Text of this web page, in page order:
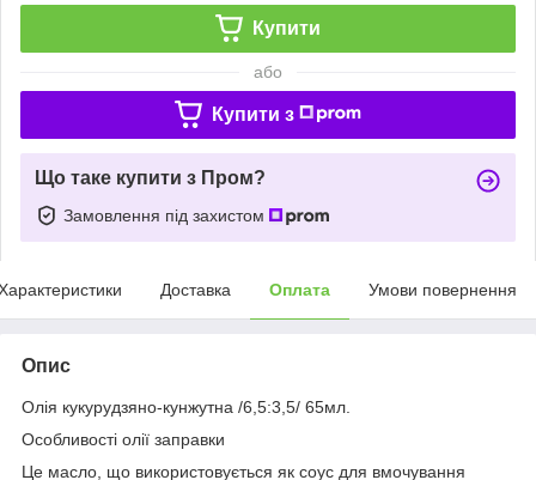
Купити
або
Купити з
Що таке купити з Пром?
Замовлення під захистом
Доставка Оплата Умови повернення
Опис
Олія кукурудзяно-кунжутна /6,5:3,5/ 65мл.
Особливості олії заправки
Це масло, що використовується як соус для вмочування